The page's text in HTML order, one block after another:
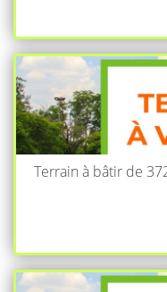
Terrain à bâtir de